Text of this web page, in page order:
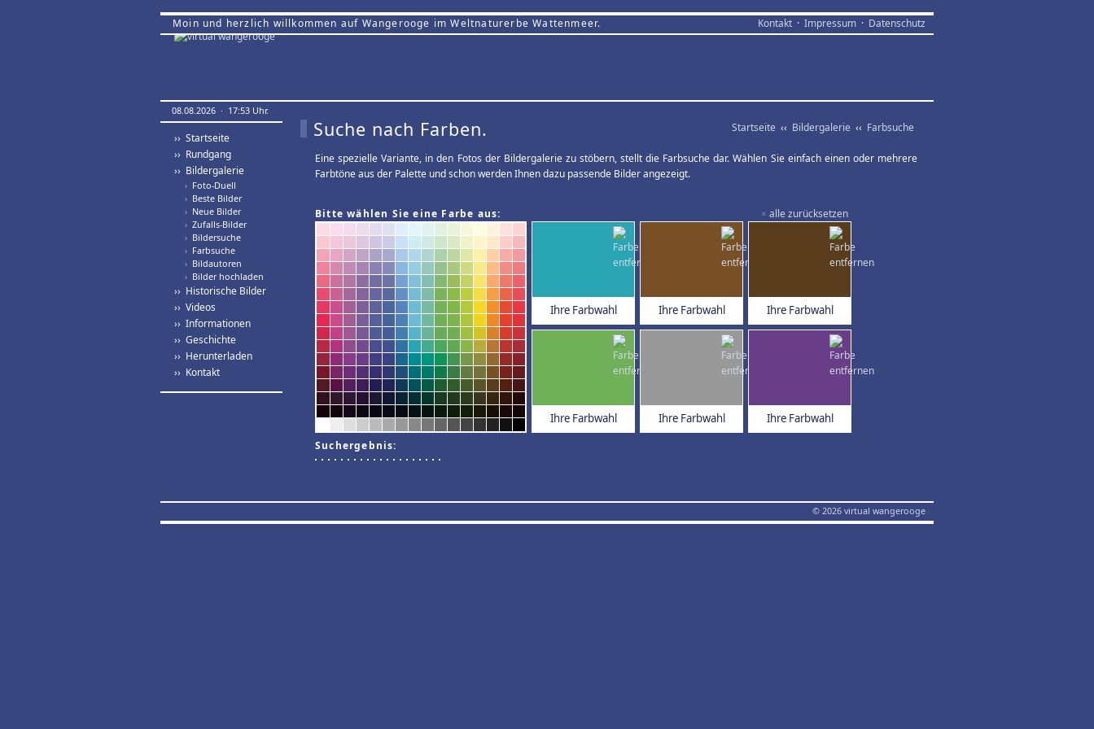
Moin und herzlich willkommen auf Wangerooge im Weltnaturerbe Wattenmeer. Kontakt · Impressum · Datenschutz
08.08.2026 · 17:53 Uhr.
›› Startseite
›› Rundgang
›› Bildergalerie
› Foto-Duell
› Beste Bilder
› Neue Bilder
› Zufalls-Bilder
› Bildersuche
› Farbsuche
› Bildautoren
› Bilder hochladen
›› Historische Bilder
›› Videos
›› Informationen
›› Geschichte
›› Herunterladen
›› Kontakt
Startseite ‹‹ Bildergalerie ‹‹ Farbsuche
Suche nach Farben.
Eine spezielle Variante, in den Fotos der Bildergalerie zu stöbern, stellt die Farbsuche dar. Wählen Sie einfach einen oder mehrere
Farbtöne aus der Palette und schon werden Ihnen dazu passende Bilder angezeigt.
× alle zurücksetzen
Bitte wählen Sie eine Farbe aus:
Ihre Farbwahl Ihre Farbwahl Ihre Farbwahl
Ihre Farbwahl Ihre Farbwahl Ihre Farbwahl
Suchergebnis:
© 2026 virtual wangerooge